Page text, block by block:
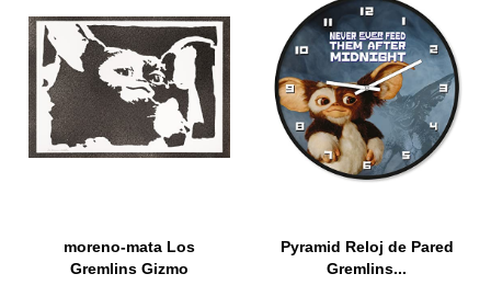
moreno-mata Los
Gremlins Gizmo
Pyramid Reloj de Pared
Gremlins...